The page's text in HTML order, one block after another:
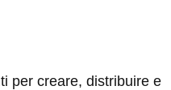
per creare, distribuire e